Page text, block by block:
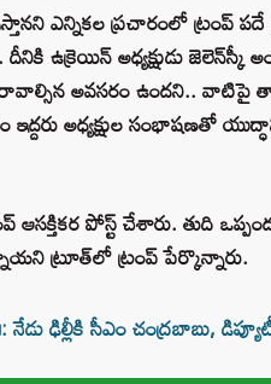
ఎన్నికల ప్రచారంలో ట్రంప్‌ పదే
ఉక్రెయిన్‌ అధ్యక్షుడు జెలెన్‌స్కీ
రావాల్సిన అవసరం ఉందని..
అధ్యక్షుల సంభాషణతో
ఆసక్తికర పోస్ట్ చేశారు. తుది
ట్రూత్‌లో ట్రంప్‌ పేర్కొన్నారు.
నేడు ఢిల్లీకి సీఎం చంద్రబాబు,